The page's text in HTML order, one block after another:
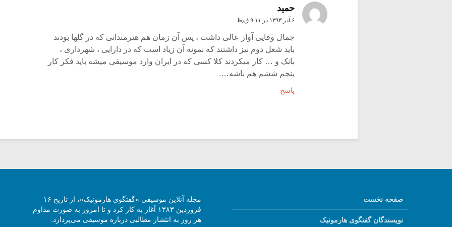
حمید
۶ آذر ۱۳۹۳ در ۹:۱۱ ق٫ظ
جمال وفایی آواز عالی داشت ، پس آن زمان هم هنرمندانی که در گلها بودند
باید شغل دوم نیز داشتند که نمونه آن زیاد است که در دارایی ، شهرداری ،
بانک و … کار میکردند کلا کسی که در ایران وارد موسیقی میشه باید فکر کار
پنجم ششم هم باشه….
پاسخ
صفحه نخست
نویسندگان گفتگوی هارمونیک
مجله آنلاین موسیقی «گفتگوی هارمونیک»، از تاریخ ۱۶
فروردین ۱۳۸۳ آغاز به کار کرد و تا امروز به صورت مداوم
هر روز به انتشار مطالبی درباره موسیقی می‌پردازد.